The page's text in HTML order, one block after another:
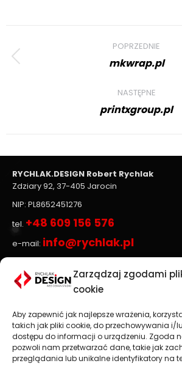
Zarządzaj zgodami
cookie
Aby zapewnić jak najlepsze wrażenia,
takich jak pliki cookie, do przechowywania i/
dostępu do informacji o urządzeniu. Zgoda
pozwoli nam przetwarzać dane, takie jak
przeglądania lub unikalne identyfikatory na
navigation
POPRZEDNIE
Previous
mkwrap.pl
NASTĘPNE
Next
printxgroup.pl
RYCHLAK.DESIGN Robert Rychlak
Zdziary 92, 37-405 Jarocin
NIP: PL8652451276
tel. +48 609 156 576
e-mail: info@rychlak.pl
Strony www, sklepy
Projektowanie stron wwwjest głównym
działalności firmyRYCHLAK.DESIGN.
strony www oraz sklepy internetowe
trendami na rynku.